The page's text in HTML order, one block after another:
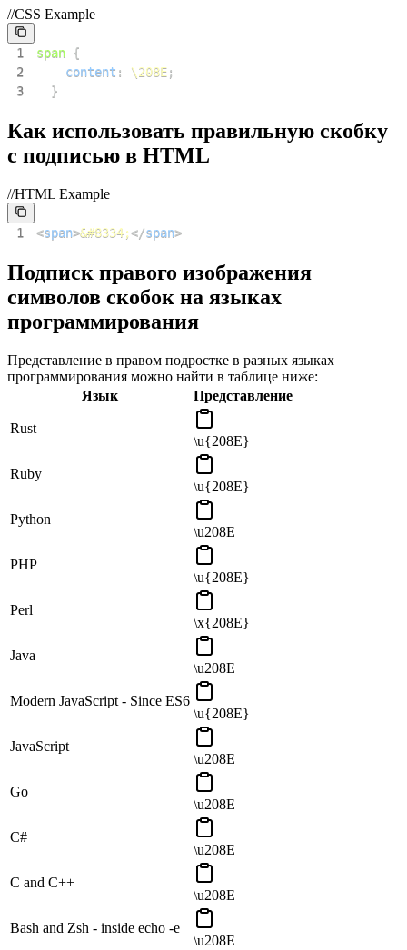
//CSS Example
1 span {
2
content : \208E;
3
}
Как использовать правильную скобку
с подписью в HTML
//HTML Example
1 <span>&#8334;</span>
Подписк правого изображения
символов скобок на языках
программирования
Представление в правом подростке в разных языках
программирования можно найти в таблице ниже:
Язык
Представление
Rust
\u{208E}
Ruby
\u{208E}
Python
\u208E
PHP
\u{208E}
Perl
\x{208E}
Java
\u208E
Modern JavaScript - Since ES6
\u{208E}
JavaScript
\u208E
Go
\u208E
C#
\u208E
C and C++
\u208E
Bash and Zsh - inside echo -e
\u208E